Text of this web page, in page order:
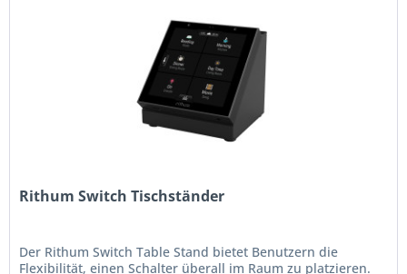
Rithum Switch Tischständer
Der Rithum Switch Table Stand bietet Benutzern die
Flexibilität, einen Schalter überall im Raum zu platzieren.